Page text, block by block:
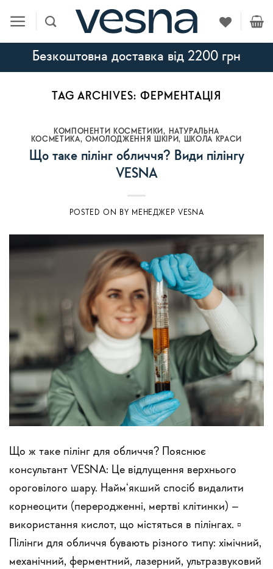
content
Безкоштовна доставка від 2200 грн
TAG ARCHIVES: ФЕРМЕНТАЦІЯ
КОМПОНЕНТИ КОСМЕТИКИ,
НАТУРАЛЬНА
КОСМЕТИКА,ОМОЛОДЖЕННЯ ШКІРИ, ШКОЛА КРАСИ
Що таке пілінг обличчя? Види пілінгу
VESNA
POSTED ON BY МЕНЕДЖЕР VESNA
Що ж таке пілінг для обличчя? Пояснює
консультант VESNA: Це відлущення верхнього
ороговілого шару. Найм‘якший спосіб видалити
корнеоцити (переродженні, мертві клітинки) –
використання кислот, що містяться в пілінгах. ▫️
Пілінги для обличчя бувають різного типу: хімічний,
механічний, ферментний, лазерний, ультразвуковий